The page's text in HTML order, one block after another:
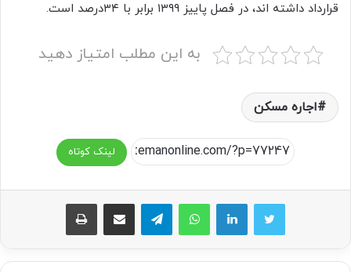
قرارداد داشته اند، در فصل پاییز ١٣٩٩ برابر با ۳۴درصد است.
به این مطلب امتیاز دهید
اجاره مسکن
لینک کوتاه
واتس آپ تلگرام اشتراک گذاری از طریق ایمیل چاپ